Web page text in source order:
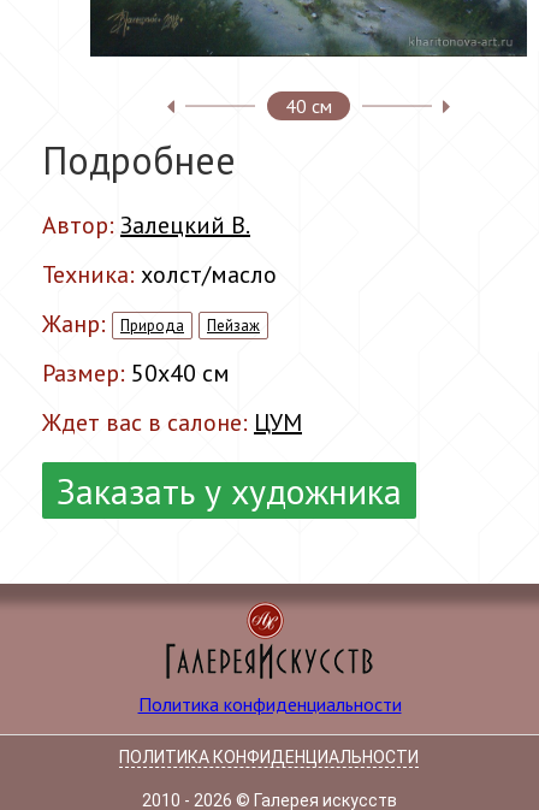
40 см
Подробнее
Автор: Залецкий В.
Техника: холст/масло
Жанр:
Природа Пейзаж
Размер: 50x40 см
Ждет вас в салоне: ЦУМ
Заказать у художника
Политика конфиденциальности
ПОЛИТИКА КОНФИДЕНЦИАЛЬНОСТИ
2010 - 2026 © Галерея искусств